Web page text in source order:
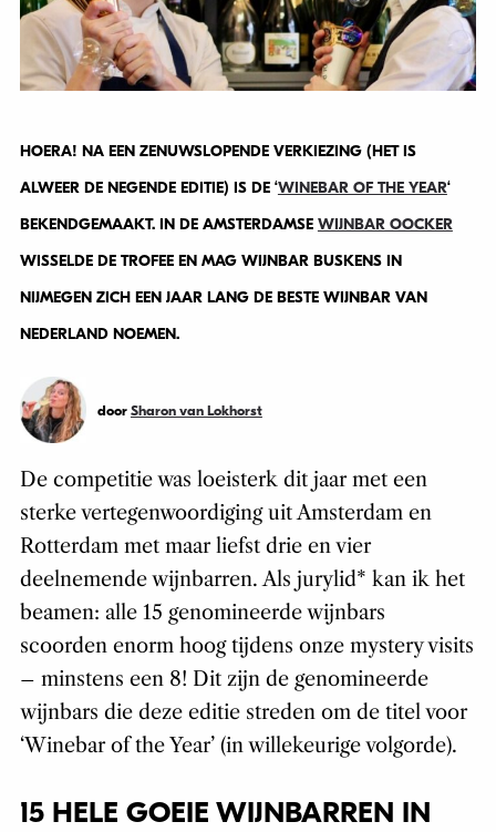
HOERA! NA EEN ZENUWSLOPENDE VERKIEZING (HET IS
ALWEER DE NEGENDE EDITIE) IS DE ‘WINEBAR OF THE YEAR‘
BEKENDGEMAAKT. IN DE AMSTERDAMSE WIJNBAR OOCKER
WISSELDE DE TROFEE EN MAG WIJNBAR BUSKENS IN
NIJMEGEN ZICH EEN JAAR LANG DE BESTE WIJNBAR VAN
NEDERLAND NOEMEN.
door Sharon van Lokhorst
De competitie was loeisterk dit jaar met een
sterke vertegenwoordiging uit Amsterdam en
Rotterdam met maar liefst drie en vier
deelnemende wijnbarren. Als jurylid* kan ik het
beamen: alle 15 genomineerde wijnbars
scoorden enorm hoog tijdens onze mystery visits
– minstens een 8! Dit zijn de genomineerde
wijnbars die deze editie streden om de titel voor
‘Winebar of the Year’ (in willekeurige volgorde).
15 HELE GOEIE WIJNBARREN IN